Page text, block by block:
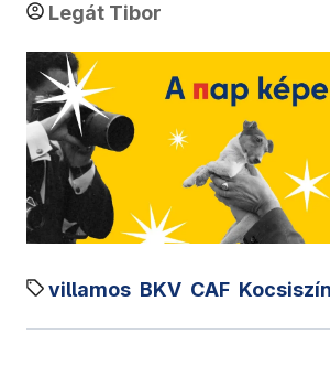
Legát Tibor
villamos BKV CAF Kocsiszín